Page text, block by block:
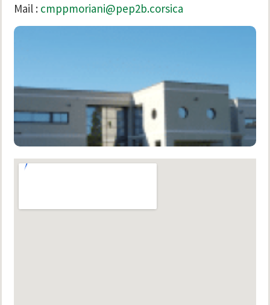
Mail : cmppmoriani@pep2b.corsica